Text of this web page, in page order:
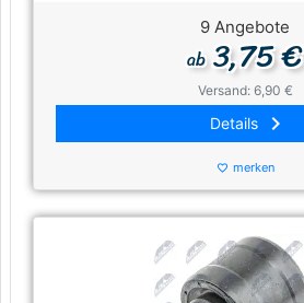
9 Angebote
ab3,75 €
Versand: 6,90 €
Details keyboard_arrow_right
favorite_border merken